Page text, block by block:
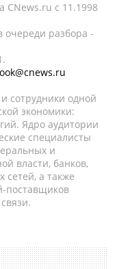
CNews.ru c 11.1998
очереди разбора -
сотрудники одной
экономики:
Ядро аудитории
специалисты
и
власти, банков,
а также
поставщиков